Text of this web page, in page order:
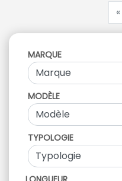
«
MARQUE
MODÈLE
TYPOLOGIE